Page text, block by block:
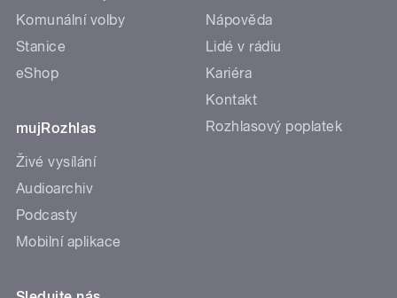
Komunální volby
Stanice
eShop
mujRozhlas
Živé vysílání
Audioarchiv
Podcasty
Mobilní aplikace
Nápověda
Lidé v rádiu
Kariéra
Kontakt
Rozhlasový poplatek